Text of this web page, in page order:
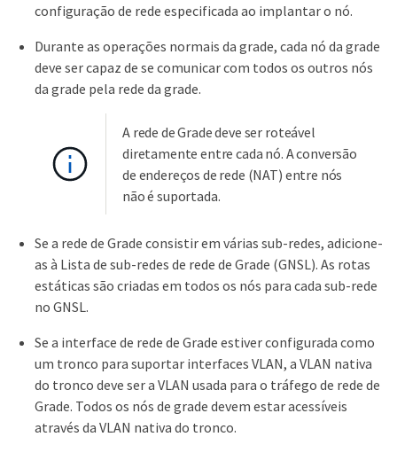
configuração de rede especificada ao implantar o nó.
Durante as operações normais da grade, cada nó da grade
deve ser capaz de se comunicar com todos os outros nós
da grade pela rede da grade.
A rede de Grade deve ser roteável
diretamente entre cada nó. A conversão
de endereços de rede (NAT) entre nós
não é suportada.
Se a rede de Grade consistir em várias sub-redes, adicione-
as à Lista de sub-redes de rede de Grade (GNSL). As rotas
estáticas são criadas em todos os nós para cada sub-rede
no GNSL.
Se a interface de rede de Grade estiver configurada como
um tronco para suportar interfaces VLAN, a VLAN nativa
do tronco deve ser a VLAN usada para o tráfego de rede de
Grade. Todos os nós de grade devem estar acessíveis
através da VLAN nativa do tronco.